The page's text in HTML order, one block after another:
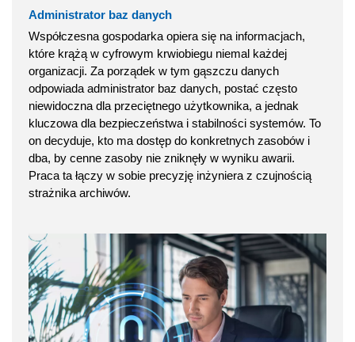
Administrator baz danych
Współczesna gospodarka opiera się na informacjach,
które krążą w cyfrowym krwiobiegu niemal każdej
organizacji. Za porządek w tym gąszczu danych
odpowiada administrator baz danych, postać często
niewidoczna dla przeciętnego użytkownika, a jednak
kluczowa dla bezpieczeństwa i stabilności systemów. To
on decyduje, kto ma dostęp do konkretnych zasobów i
dba, by cenne zasoby nie zniknęły w wyniku awarii.
Praca ta łączy w sobie precyzję inżyniera z czujnością
strażnika archiwów.